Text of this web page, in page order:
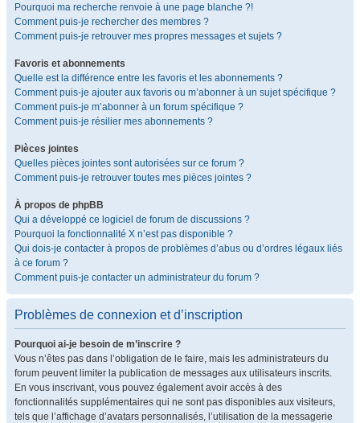
Pourquoi ma recherche renvoie à une page blanche ?!
Comment puis-je rechercher des membres ?
Comment puis-je retrouver mes propres messages et sujets ?
Favoris et abonnements
Quelle est la différence entre les favoris et les abonnements ?
Comment puis-je ajouter aux favoris ou m’abonner à un sujet spécifique ?
Comment puis-je m’abonner à un forum spécifique ?
Comment puis-je résilier mes abonnements ?
Pièces jointes
Quelles pièces jointes sont autorisées sur ce forum ?
Comment puis-je retrouver toutes mes pièces jointes ?
À propos de phpBB
Qui a développé ce logiciel de forum de discussions ?
Pourquoi la fonctionnalité X n’est pas disponible ?
Qui dois-je contacter à propos de problèmes d’abus ou d’ordres légaux liés
à ce forum ?
Comment puis-je contacter un administrateur du forum ?
Problèmes de connexion et d’inscription
Pourquoi ai-je besoin de m’inscrire ?
Vous n’êtes pas dans l’obligation de le faire, mais les administrateurs du
forum peuvent limiter la publication de messages aux utilisateurs inscrits.
En vous inscrivant, vous pouvez également avoir accès à des
fonctionnalités supplémentaires qui ne sont pas disponibles aux visiteurs,
tels que l’affichage d’avatars personnalisés, l’utilisation de la messagerie